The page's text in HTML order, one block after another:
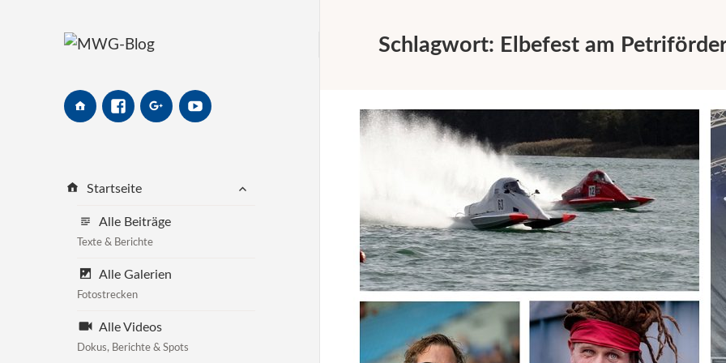
MWG-
Website
FacebookGoogle+Youtube
Startseite
untermenü
Alle Beiträge
Texte & Berichte
Alle Galerien
Fotostrecken
Alle Videos
Dokus, Berichte & Spots
Schlagwort: Elbefest am